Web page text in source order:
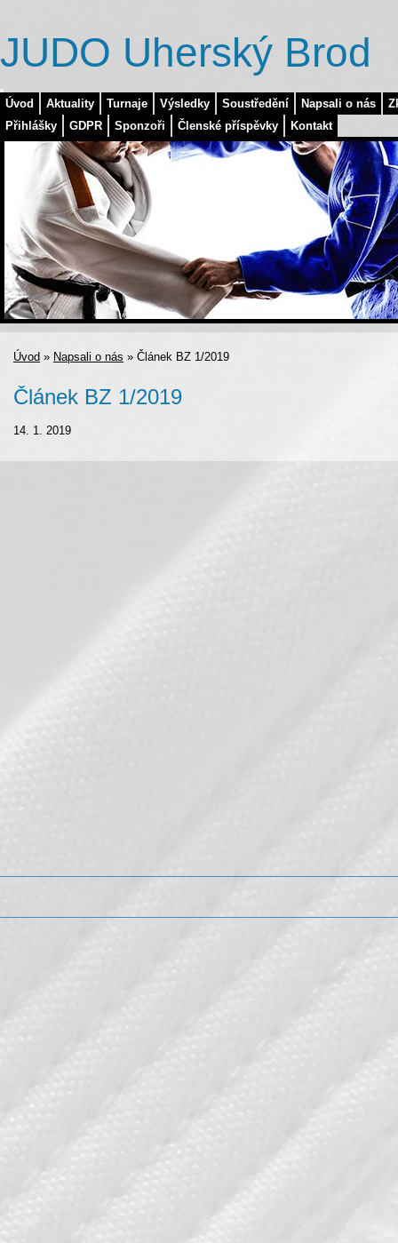
Úvod Aktuality Turnaje Výsledky Soustředění Napsali o nás
Přihlášky
GDPR Sponzoři Členské příspěvky Kontakt
JUDO Uherský Brod
Úvod » Napsali o nás » Článek BZ 1/2019
Článek BZ 1/2019
14. 1. 2019